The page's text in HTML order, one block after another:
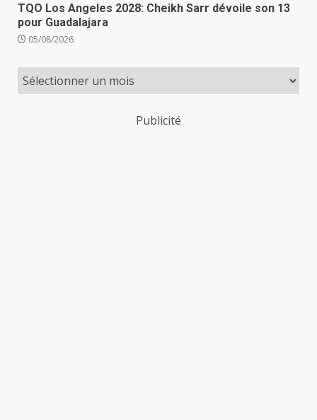
TQO Los Angeles 2028: Cheikh Sarr dévoile son 13
pour Guadalajara
05/08/2026
Publicité